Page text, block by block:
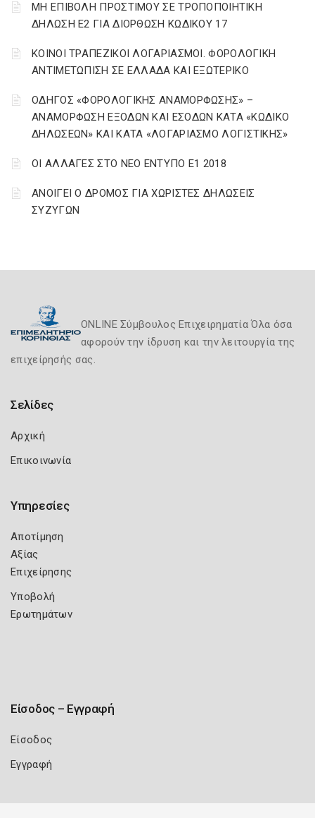
ΜΗ ΕΠΙΒΟΛΗ ΠΡΟΣΤΙΜΟΥ ΣΕ ΤΡΟΠΟΠΟΙΗΤΙΚΗ
ΔΗΛΩΣΗ Ε2 ΓΙΑ ΔΙΟΡΘΩΣΗ ΚΩΔΙΚΟΥ 17
ΚΟΙΝΟΙ ΤΡΑΠΕΖΙΚΟΙ ΛΟΓΑΡΙΑΣΜΟΙ. ΦΟΡΟΛΟΓΙΚΗ
ΑΝΤΙΜΕΤΩΠΙΣΗ ΣΕ ΕΛΛΑΔΑ ΚΑΙ ΕΞΩΤΕΡΙΚΟ
ΟΔΗΓΟΣ «ΦΟΡΟΛΟΓΙΚΗΣ ΑΝΑΜΟΡΦΩΣΗΣ» –
ΑΝΑΜΟΡΦΩΣΗ ΕΞΟΔΩΝ ΚΑΙ ΕΣΟΔΩΝ ΚΑΤΑ «ΚΩΔΙΚΟ
ΔΗΛΩΣΕΩΝ» ΚΑΙ ΚΑΤΑ «ΛΟΓΑΡΙΑΣΜΟ ΛΟΓΙΣΤΙΚΗΣ»
ΟΙ ΑΛΛΑΓΕΣ ΣΤΟ ΝΕΟ ΕΝΤΥΠΟ Ε1 2018
ΑΝΟΙΓΕΙ Ο ΔΡΟΜΟΣ ΓΙΑ ΧΩΡΙΣΤΕΣ ΔΗΛΩΣΕΙΣ
ΣΥΖΥΓΩΝ
ONLINE Σύμβουλος Επιχειρηματία Όλα όσα
αφορούν την ίδρυση και την λειτουργία της
επιχείρησής σας.
Σελίδες
Αρχική
Επικοινωνία
Υπηρεσίες
Αποτίμηση
Αξίας
Επιχείρησης
Υποβολή
Ερωτημάτων
Είσοδος – Εγγραφή
Είσοδος
Εγγραφή